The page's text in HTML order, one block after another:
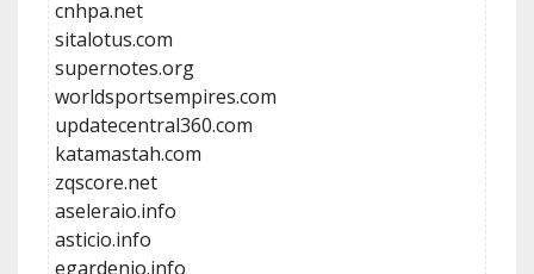
cnhpa.net
sitalotus.com
supernotes.org
worldsportsempires.com
updatecentral360.com
katamastah.com
zqscore.net
aseleraio.info
asticio.info
egardenio.info